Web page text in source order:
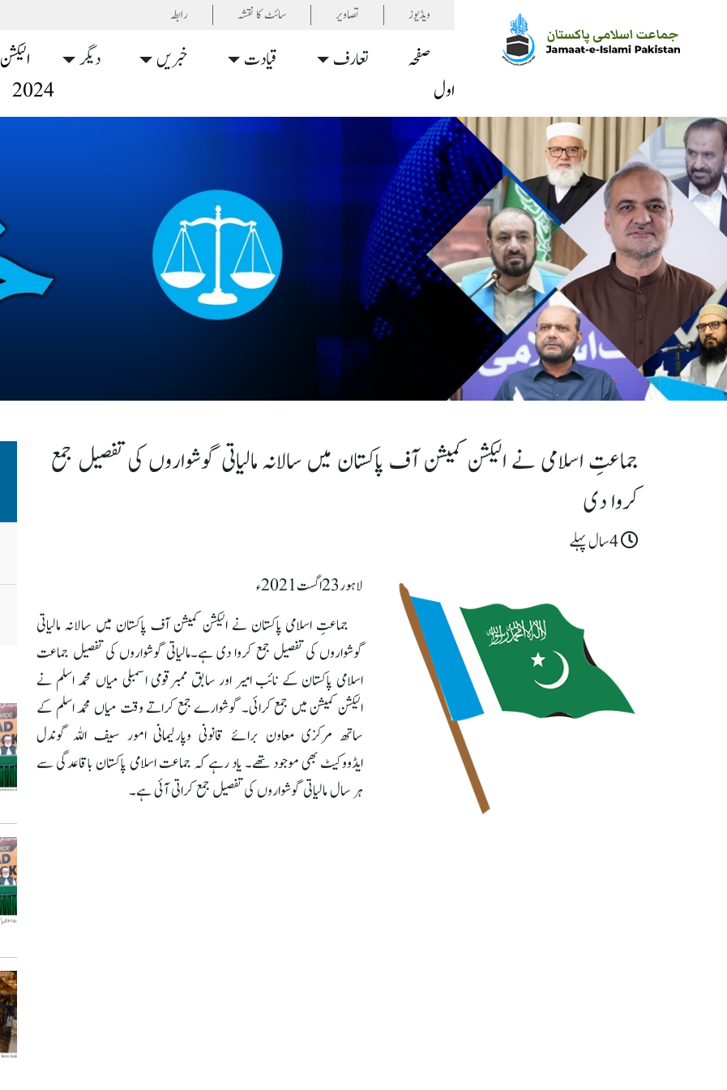
ویڈیوز تصاویر سائٹ کا نقشہ رابطہ
صفحہ
اول
تعارف قیادت خبریں دیگر
الیکشن
2024
جماعتِ اسلامی نے الیکشن کمیشن آف پاکستان میں سالانہ مالیاتی گوشواروں کی تفصیل جمع
کروا دی
لاہور23اگست2021ء
جماعتِ اسلامی پاکستان نے الیکشن کمیشن آف پاکستان میں سالانہ مالیاتی
گوشواروں کی تفصیل جمع کروا دی ہے۔مالیاتی گوشواروں کی تفصیل جماعت
اسلامی پاکستان کے نائب امیر اور سابق ممبرقومی اسمبلی میاں محمد اسلم نے
الیکشن کمیشن میں جمع کرائی۔ گوشوارے جمع کراتے وقت میاں محمد اسلم کے
ساتھ مرکزی معاون برائے قانونی وپارلیمانی امور سیف اللہ گوندل
ایڈووکیٹ بھی موجود تھے۔ یاد رہے کہ جماعت اسلامی پاکستان باقاعدگی سے
ہر سال مالیاتی گوشواروں کی تفصیل جمع کراتی آئی ہے۔